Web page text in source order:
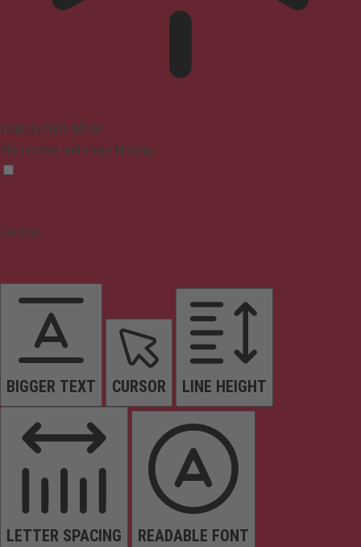
Epilepsy Safe Mode
Dims colors and stops blinking
Content
BIGGER TEXT CURSOR LINE HEIGHT
LETTER SPACING READABLE FONT